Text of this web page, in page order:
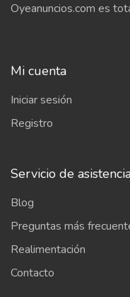
Oyeanuncios.com es
Mi cuenta
Iniciar sesión
Registro
Servicio de
Blog
Preguntas más
Realimentación
Contacto